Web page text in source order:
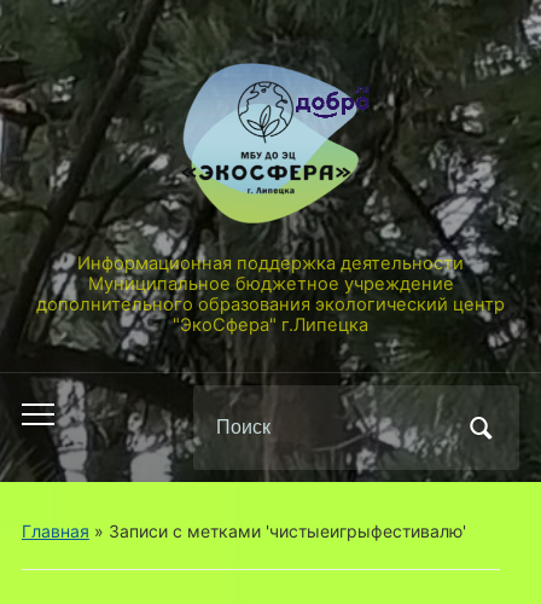
Информационная поддержка деятельности
Муниципальное бюджетное учреждение
дополнительного образования экологический центр
"ЭкоСфера" г.Липецка
Переключить
мобильное
меню
Поиск
по:
Главная » Записи с метками 'чистыеигрыфестивалю'